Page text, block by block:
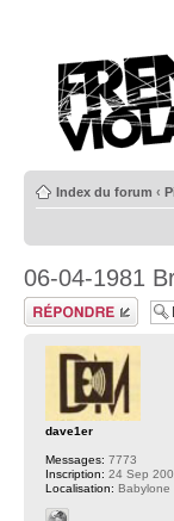
Index du forum ‹
06-04-1981
Répondre
dave1er
Messages: 7773
Inscription: 24 Sep
Localisation: Babylone